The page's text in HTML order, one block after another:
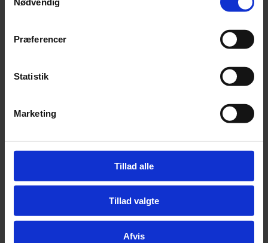
Præferencer
Statistik
Marketing
Tillad alle
Tillad valgte
Afvis
Tilføj til kurv
Halsbånd med blød foring